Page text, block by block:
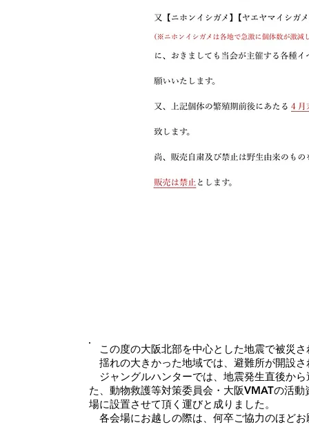
この度の大阪北部を中心とした地震で被災
揺れの大きかった地域では、避難所が開設
ジャングルハンターでは、地震発生直後か
た、動物救護等対策委員会・大阪VMATの活
場に設置させて頂く運びと成りました。
各会場にお越しの際は、何卒ご協力のほど